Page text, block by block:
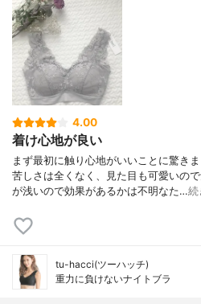
4.00
着け心地が良い
まず最初に触り心地がいいことに驚き
苦しさは全くなく、見た目も可愛いの
が浅いので効果があるかは不明なた…続
tu-hacci(ツーハッチ)
重力に負けないナイトブラ